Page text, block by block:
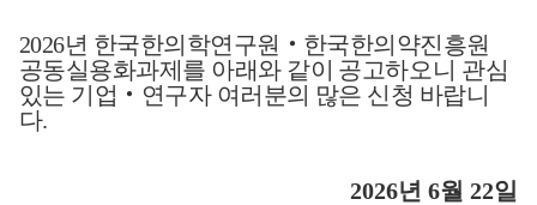
2026년 한국한의학연구원 ‧ 한국한의약진흥원
공동실용화과제를 아래와 같이 공고하오니 관심
있는 기업 ‧ 연구자 여러분의 많은 신청 바랍니
다.
2026년 6월 22일